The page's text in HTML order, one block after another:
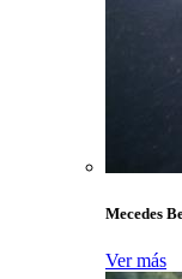
Mecedes
Ver más